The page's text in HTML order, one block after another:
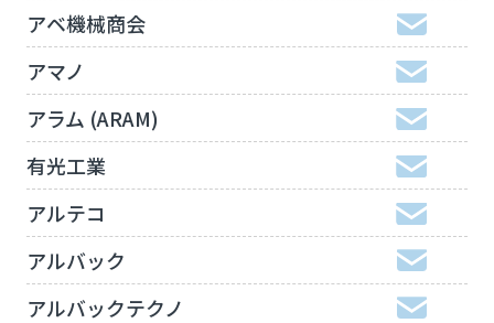
アベ機械商会
アマノ
アラム (ARAM)
有光工業
アルテコ
アルバック
アルバックテクノ